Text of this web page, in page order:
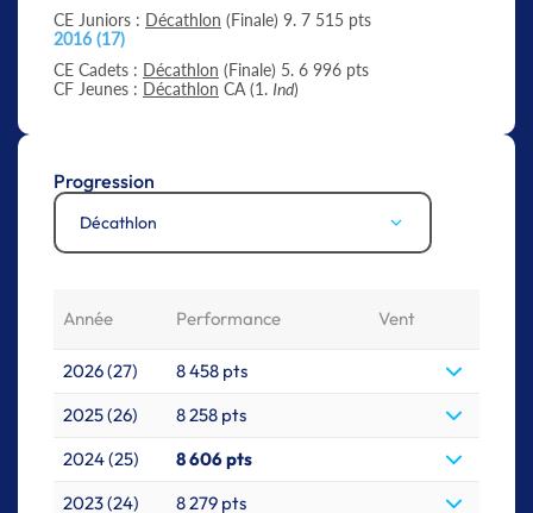
CE Juniors : Décathlon (Finale) 9. 7 515 pts
2016 (17)
CE Cadets : Décathlon (Finale) 5. 6 996 pts
CF Jeunes : Décathlon CA (1. Ind)
Progression
Décathlon
Année Performance Vent
2026 (27)
8 458 pts
2025 (26)
8 258 pts
2024 (25)
8 606 pts
2023 (24)
8 279 pts